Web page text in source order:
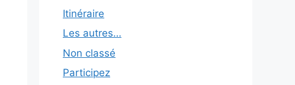
Itinéraire
Les autres…
Non classé
Participez